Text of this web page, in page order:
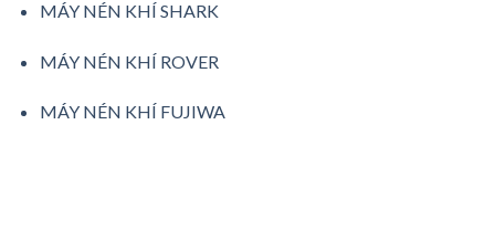
MÁY NÉN KHÍ SHARK
MÁY NÉN KHÍ ROVER
MÁY NÉN KHÍ FUJIWA